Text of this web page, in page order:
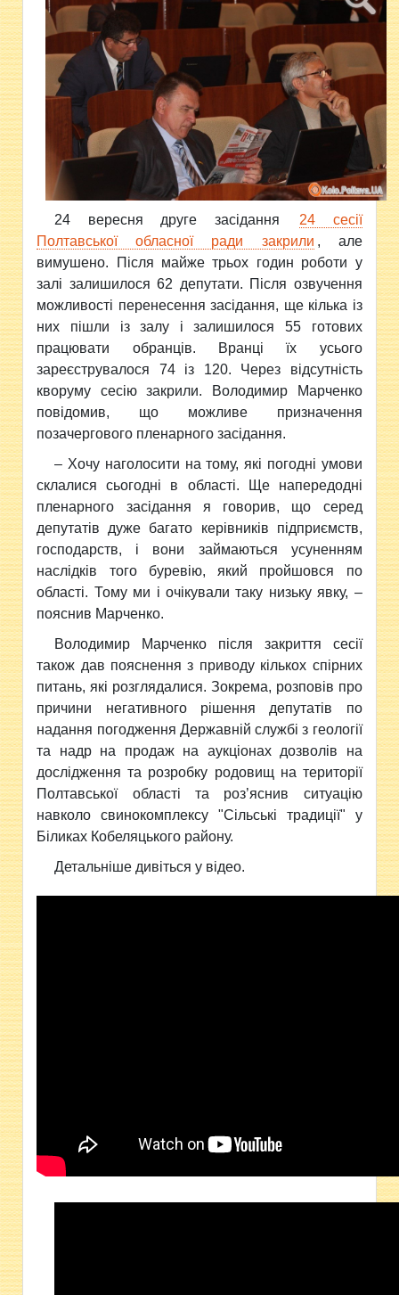
24 вересня друге засідання
24 сесії
Полтавської обласної ради закрили , але
вимушено. Після майже трьох годин роботи у
залі залишилося 62 депутати. Після озвучення
можливості перенесення засідання, ще кілька із
них пішли із залу і залишилося 55 готових
працювати обранців. Вранці їх усього
зареєструвалося 74 із 120. Через відсутність
кворуму сесію закрили. Володимир Марченко
повідомив, що можливе призначення
позачергового пленарного засідання.
– Хочу наголосити на тому, які погодні умови
склалися сьогодні в області. Ще напередодні
пленарного засідання я говорив, що серед
депутатів дуже багато керівників підприємств,
господарств, і вони займаються усуненням
наслідків того буревію, який пройшовся по
області. Тому ми і очікували таку низьку явку, –
пояснив Марченко.
Володимир Марченко після закриття сесії
також дав пояснення з приводу кількох спірних
питань, які розглядалися. Зокрема, розповів про
причини негативного рішення депутатів по
надання погодження Державній службі з геології
та надр на продаж на аукціонах дозволів на
дослідження та розробку родовищ на території
Полтавської області та роз’яснив ситуацію
навколо свинокомплексу "Сільські традиції" у
Біликах Кобеляцького району.
Детальніше дивіться у відео.